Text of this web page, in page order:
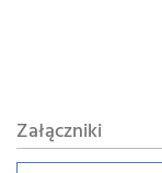
Załączniki